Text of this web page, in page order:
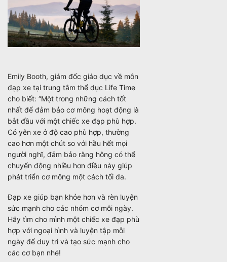
Emily Booth, giám đốc giáo dục về môn
đạp xe tại trung tâm thể dục Life Time
cho biết: “Một trong những cách tốt
nhất để đảm bảo cơ mông hoạt động là
bắt đầu với một chiếc xe đạp phù hợp.
Có yên xe ở độ cao phù hợp, thường
cao hơn một chút so với hầu hết mọi
người nghĩ, đảm bảo rằng hông có thể
chuyển động nhiều hơn điều này giúp
phát triển cơ mông một cách tối đa.
Đạp xe giúp bạn khỏe hơn và rèn luyện
sức mạnh cho các nhóm cơ mỗi ngày.
Hãy tìm cho mình một chiếc xe đạp phù
hợp với ngoại hình và luyện tập mỗi
ngày để duy trì và tạo sức mạnh cho
các cơ bạn nhé!